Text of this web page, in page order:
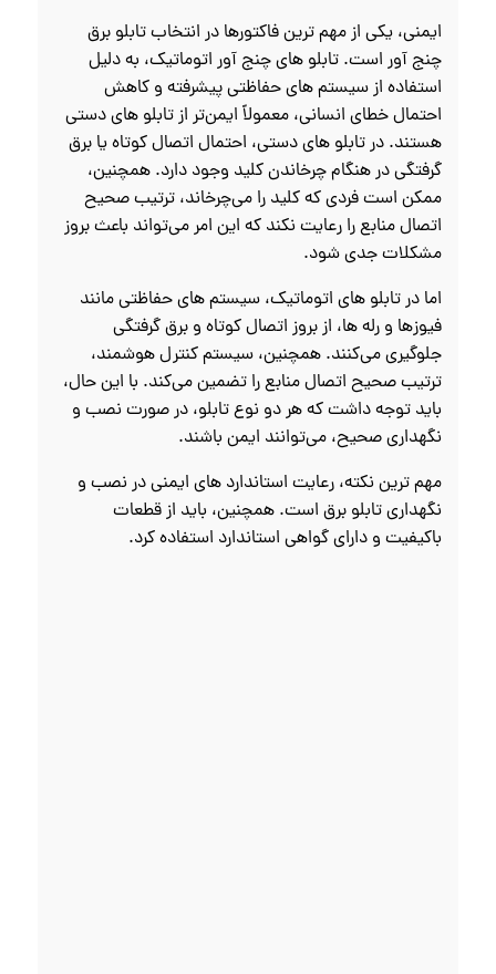
ایمنی، یکی از مهم‌ ترین فاکتورها در انتخاب تابلو برق
چنج آور است. تابلو های چنج آور اتوماتیک، به دلیل
استفاده از سیستم‌ های حفاظتی پیشرفته و کاهش
احتمال خطای انسانی، معمولاً ایمن‌تر از تابلو های دستی
هستند. در تابلو های دستی، احتمال اتصال کوتاه یا برق‌
گرفتگی در هنگام چرخاندن کلید وجود دارد. همچنین،
ممکن است فردی که کلید را می‌چرخاند، ترتیب صحیح
اتصال منابع را رعایت نکند که این امر می‌تواند باعث بروز
مشکلات جدی شود.
اما در تابلو های اتوماتیک، سیستم‌ های حفاظتی مانند
فیوزها و رله‌ ها، از بروز اتصال کوتاه و برق‌ گرفتگی
جلوگیری می‌کنند. همچنین، سیستم کنترل هوشمند،
ترتیب صحیح اتصال منابع را تضمین می‌کند. با این حال،
باید توجه داشت که هر دو نوع تابلو، در صورت نصب و
نگهداری صحیح، می‌توانند ایمن باشند.
مهم‌ ترین نکته، رعایت استاندارد های ایمنی در نصب و
نگهداری تابلو برق است. همچنین، باید از قطعات
باکیفیت و دارای گواهی استاندارد استفاده کرد.